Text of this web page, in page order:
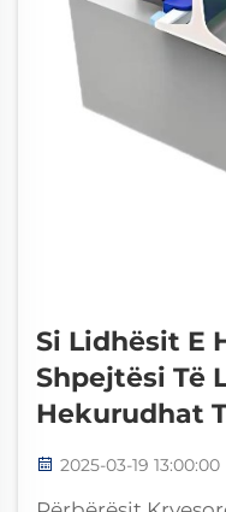
Si Lidhësit E
Shpejtësi Të
Hekurudhat
2025-03-19 13:00:00